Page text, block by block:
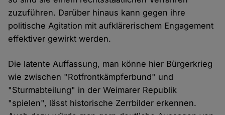
zuzuführen. Darüber hinaus kann gegen ihre
politische Agitation mit aufklärerischem Engagement
effektiver gewirkt werden.
Die latente Auffassung, man könne hier Bürgerkrieg
wie zwischen "Rotfrontkämpferbund" und
"Sturmabteilung" in der Weimarer Republik
"spielen", lässt historische Zerrbilder erkennen.